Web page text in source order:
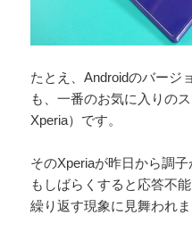
たとえ、Androidのバージ
も、一番のお気に入りの
Xperia）です。
そのXperiaが昨日から調
もしばらくすると応答不
繰り返す現象に見舞われま